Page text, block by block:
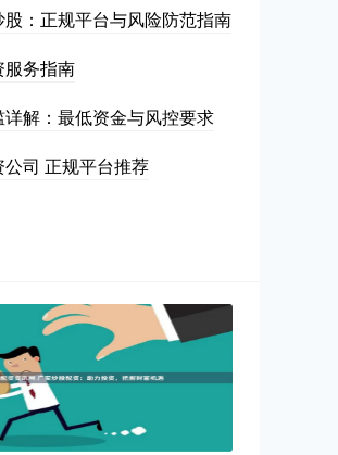
：正规平台与风险防范指南
务指南
解：最低资金与风控要求
司 正规平台推荐